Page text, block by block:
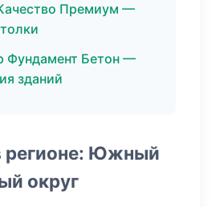
Премиум —
Фундамент Бетон —
зданий
регионе: Южный
округ